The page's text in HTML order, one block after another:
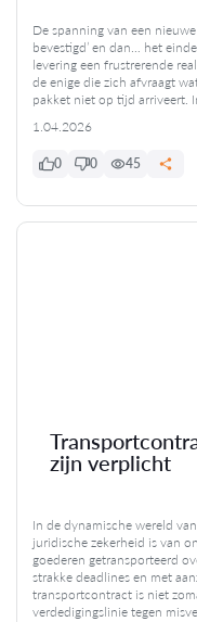
De spanning van een
bevestigd’ en dan… het
levering een frustrerende
de enige die zich afvraagt
pakket niet op tijd arriveert.
1.04.2026
0 0 45
zijn verplicht
In de dynamische wereld
juridische zekerheid is van
goederen getransporteerd
strakke deadlines en met
transportcontract is niet
verdedigingslinie tegen